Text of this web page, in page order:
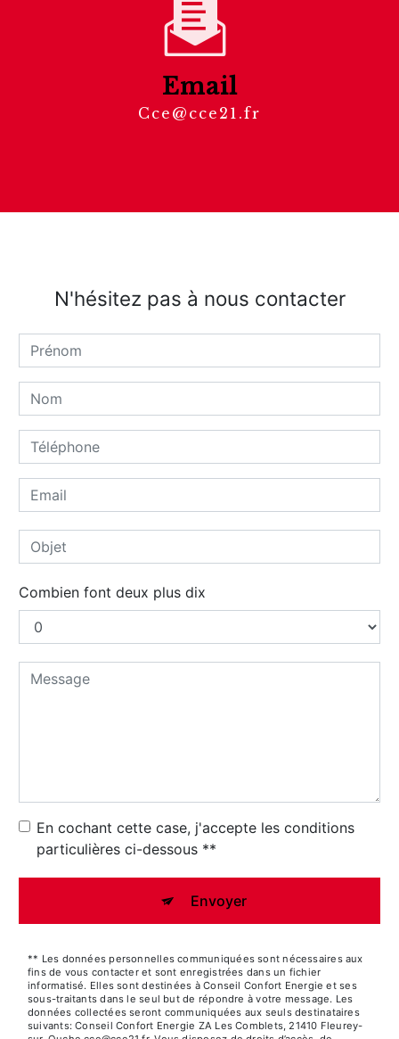
Email
cce@cce21.fr
N'hésitez pas à nous contacter
Combien font deux plus dix
En cochant cette case, j'accepte les conditions
particulières ci-dessous **
Envoyer
** Les données personnelles communiquées sont nécessaires aux
fins de vous contacter et sont enregistrées dans un fichier
informatisé. Elles sont destinées à Conseil Confort Energie et ses
sous-traitants dans le seul but de répondre à votre message. Les
données collectées seront communiquées aux seuls destinataires
suivants: Conseil Confort Energie ZA Les Comblets, 21410 Fleurey-